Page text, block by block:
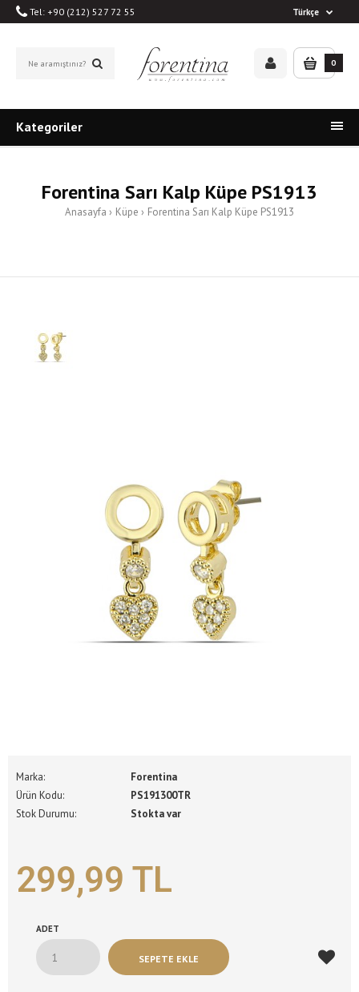
Tel: +90 (212) 527 72 55 Türkçe
0
Kategoriler
Forentina Sarı Kalp Küpe PS1913
Anasayfa Küpe Forentina Sarı Kalp Küpe PS1913
Marka:
Forentina
Ürün Kodu:
PS191300TR
Stok Durumu:
Stokta var
299,99 TL
ADET